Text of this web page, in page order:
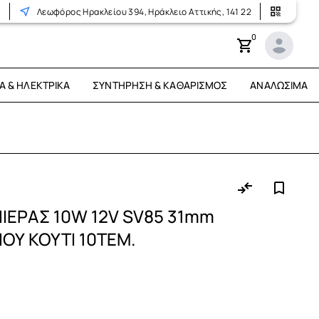
Λεωφόρος Ηρακλείου 394, Ηράκλειο Αττικής, 141 22
0
& ΗΛΕΚΤΡΙΚΆ ΣΥΝΤΉΡΗΣΗ & ΚΑΘΑΡΙΣΜΌΣ ΑΝΑΛΏΣΙΜΑ
10W 12V SV85 31mm
ΚΟΥΤΙ 10ΤΕΜ.